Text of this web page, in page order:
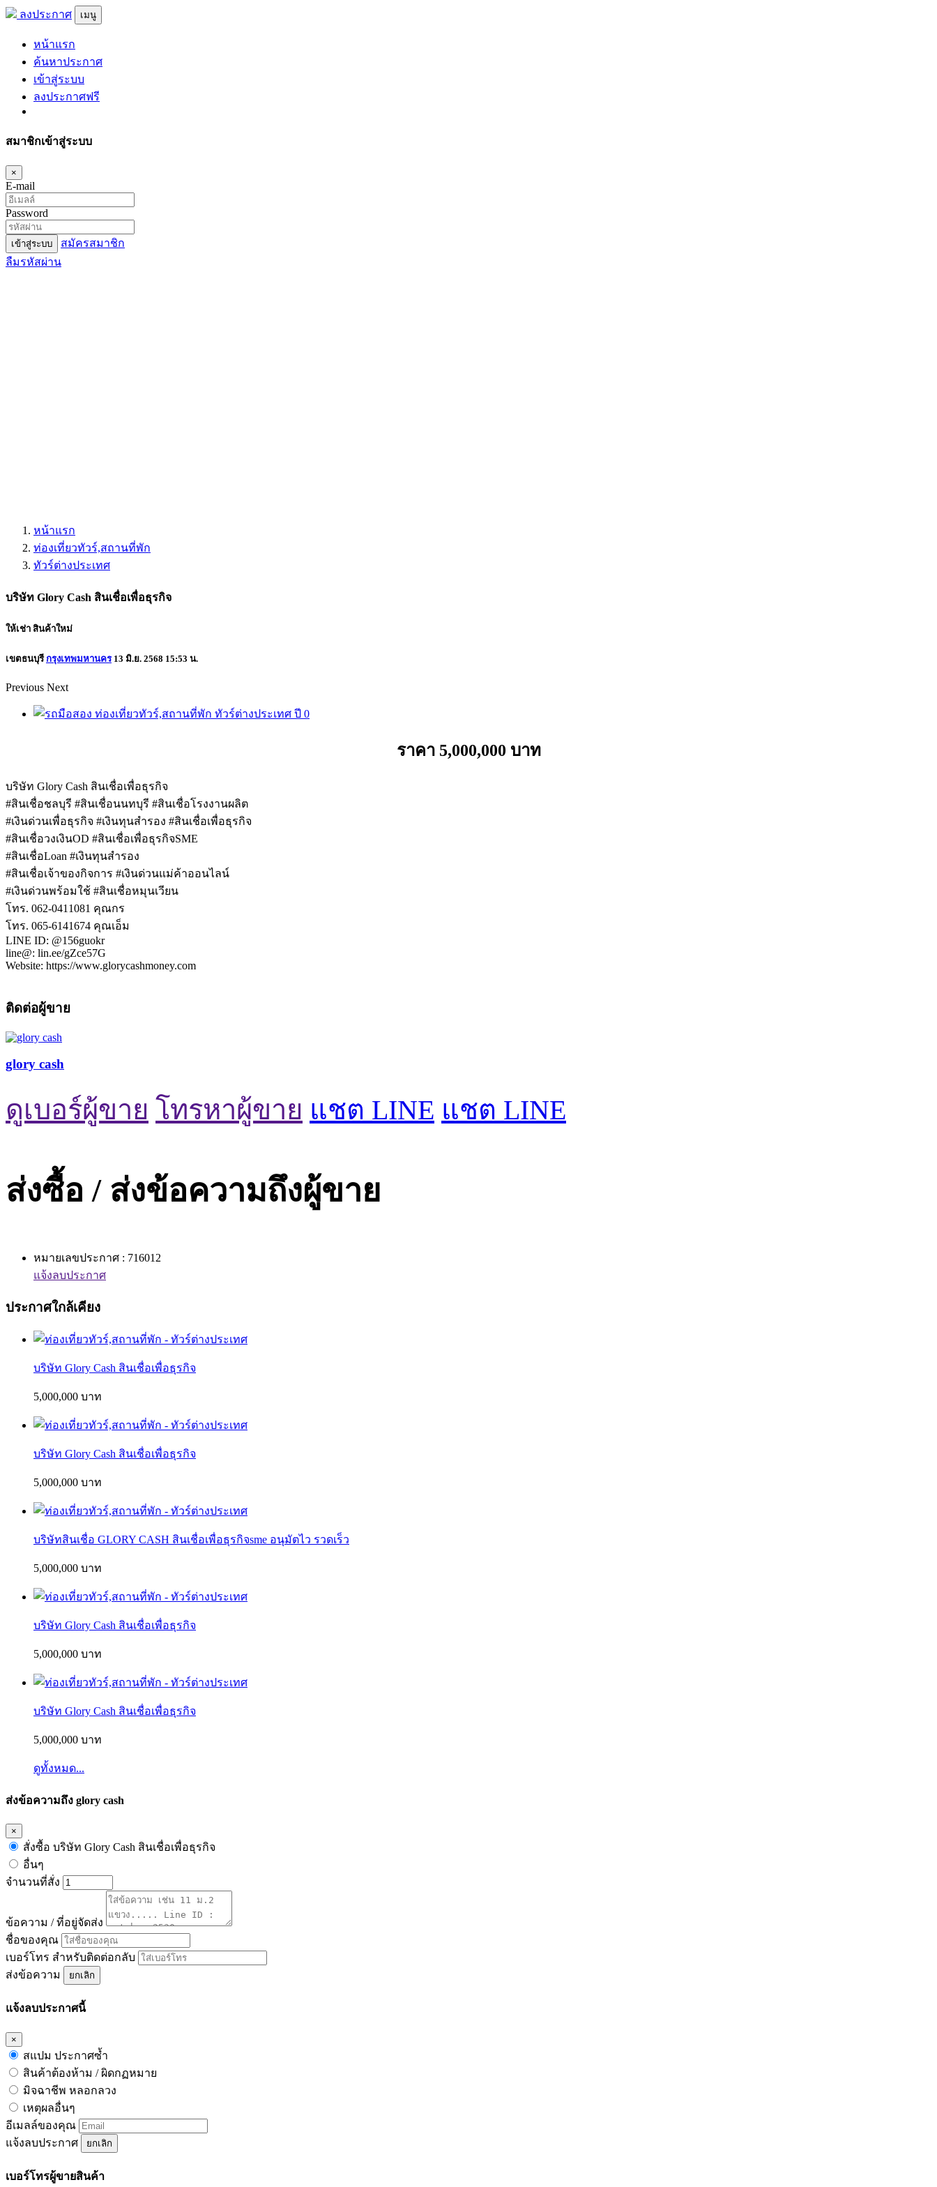
ลงประกาศ เมนู
หน้าแรก
ค้นหาประกาศ
เข้าสู่ระบบ
ลงประกาศฟรี
สมาชิกเข้าสู่ระบบ
×
E-mail
Password
เข้าสู่ระบบ
สมัครสมาชิก
ลืมรหัสผ่าน
หน้าแรก
ท่องเที่ยวทัวร์,สถานที่พัก
ทัวร์ต่างประเทศ
บริษัท Glory Cash สินเชื่อเพื่อธุรกิจ
ให้เช่า สินค้าใหม่
เขตธนบุรีกรุงเทพมหานคร 13 มิ.ย. 2568 15:53 น.
Previous Next
ราคา 5,000,000 บาท
บริษัท Glory Cash สินเชื่อเพื่อธุรกิจ
#สินเชื่อชลบุรี #สินเชื่อนนทบุรี #สินเชื่อโรงงานผลิต
#เงินด่วนเพื่อธุรกิจ #เงินทุนสำรอง #สินเชื่อเพื่อธุรกิจ
#สินเชื่อวงเงินOD #สินเชื่อเพื่อธุรกิจSME
#สินเชื่อLoan #เงินทุนสำรอง
#สินเชื่อเจ้าของกิจการ #เงินด่วนแม่ค้าออนไลน์
#เงินด่วนพร้อมใช้ #สินเชื่อหมุนเวียน
โทร. 062-0411081 คุณกร
โทร. 065-6141674 คุณเอ็ม
LINE ID: @156guokr
line@: lin.ee/gZce57G
Website: https://www.glorycashmoney.com
ติดต่อผู้ขาย
glory cash
ดูเบอร์ผู้ขาย โทรหาผู้ขาย แชต LINE แชต LINE
ส่งซื้อ / ส่งข้อความถึงผู้ขาย
หมายเลขประกาศ : 716012
แจ้งลบประกาศ
ประกาศใกล้เคียง
บริษัท Glory Cash สินเชื่อเพื่อธุรกิจ
5,000,000 บาท
บริษัท Glory Cash สินเชื่อเพื่อธุรกิจ
5,000,000 บาท
บริษัทสินเชื่อ GLORY CASH สินเชื่อเพื่อธุรกิจsme อนุมัตไว รวดเร็ว
5,000,000 บาท
บริษัท Glory Cash สินเชื่อเพื่อธุรกิจ
5,000,000 บาท
บริษัท Glory Cash สินเชื่อเพื่อธุรกิจ
5,000,000 บาท
ดูทั้งหมด...
ส่งข้อความถึง glory cash
×
สั่งซื้อ บริษัท Glory Cash สินเชื่อเพื่อธุรกิจ
อื่นๆ
จำนวนที่สั่ง
ข้อความ / ที่อยู่จัดส่ง
ชื่อของคุณ
เบอร์โทร สำหรับติดต่อกลับ
ส่งข้อความ
ยกเลิก
แจ้งลบประกาศนี้
×
สแปม ประกาศซ้ำ
สินค้าต้องห้าม / ผิดกฏหมาย
มิจฉาชีพ หลอกลวง
เหตุผลอื่นๆ
อีเมลล์ของคุณ
แจ้งลบประกาศ
ยกเลิก
เบอร์โทรผู้ขายสินค้า